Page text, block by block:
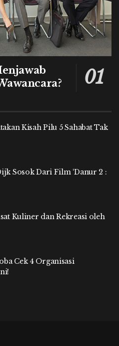
Kisah Pilu 5 Sahabat Tak
Sosok Dari Film ‘Danur 2 :
Kuliner dan Rekreasi oleh
Cek 4 Organisasi